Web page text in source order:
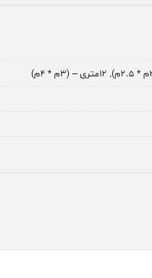
, ۱۲متری – (۳م * ۴م)